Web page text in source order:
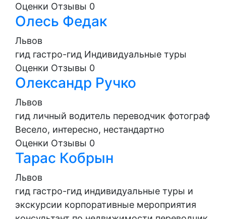
Оценки Отзывы 0
Олесь Федак
Львов
гид гастро-гид Индивидуальные туры
Оценки Отзывы 0
Олександр Ручко
Львов
гид личный водитель переводчик фотограф
Весело, интересно, нестандартно
Оценки Отзывы 0
Тарас Кобрын
Львов
гид гастро-гид индивидуальные туры и
экскурсии корпоративные мероприятия